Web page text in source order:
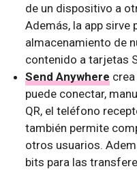
de un dispositivo a
Además, la app sirve
almacenamiento de
contenido a tarjetas
Send Anywhere
puede conectar,
QR, el teléfono
también permite
otros usuarios.
bits para las